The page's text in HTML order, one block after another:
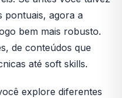
pontuais, agora a
bem mais robusto.
de conteúdos que
até soft skills.
explore diferentes